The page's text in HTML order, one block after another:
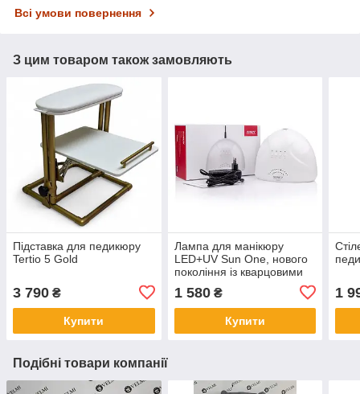
Всі умови повернення
З цим товаром також замовляють
Підставка для педикюру
Tertio 5 Gold
3 790 ₴
Купити
Лампа для манікюру
LED+UV Sun One, нового
покоління із кварцовими
1 580₴
Купити
1
Подібні товари компанії